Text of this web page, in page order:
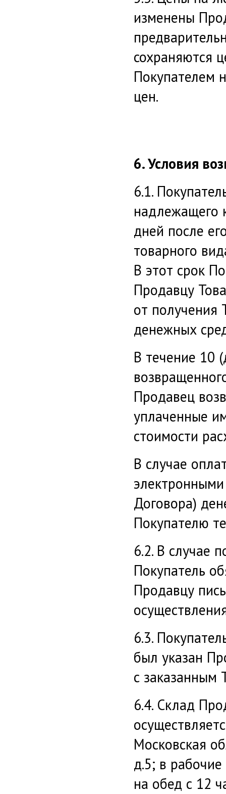
изменены
сохраняются
Покупателем
цен.
6. Условия
6.1.
надлежащего
дней после
товарного
В этот срок
Продавцу
от получения
денежных
В течение 10
Продавец
уплаченные
стоимости
В случае
электронными
Договора)
Покупателю
6.2. В случае
Покупатель
Продавцу
6.3.
был указан
с заказанным
6.4. Склад
Московская
д.5; в
на обед с 12